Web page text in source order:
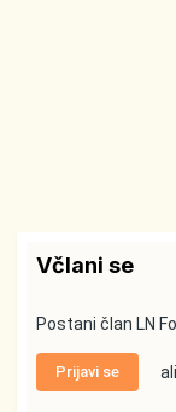
Včlani se
Postani član LN
Prijavi se ali